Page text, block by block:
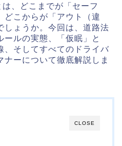
、どこまでが「セーフ
どこからが「アウト（違
しょうか。今回は、道路法
ルの実態、「仮眠」と
、そしてすべてのドライバ
ーについて徹底解説しま
CLOSE